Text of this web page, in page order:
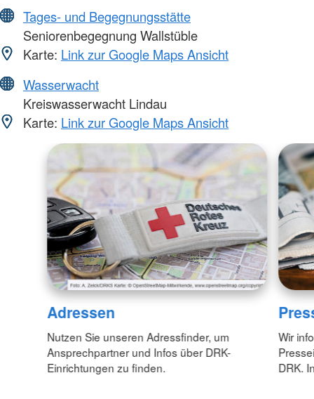
Tages- und Begegnungsstätte
Seniorenbegegnung Wallstüble
Karte: Link zur Google Maps Ansicht
Wasserwacht
Kreiswasserwacht Lindau
Karte: Link zur Google Maps Ansicht
Adressen
Nutzen Sie unseren Adressfinder, um
Ansprechpartner und Infos über DRK-
Einrichtungen zu finden.
Wir
DRK.